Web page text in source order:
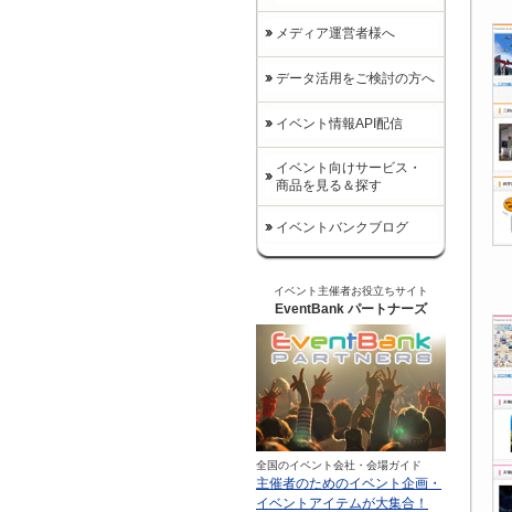
メディア運営者様へ
データ活用をご検討の方へ
イベント情報API配信
イベント向けサービス・
商品を見る＆探す
イベントバンクブログ
イベント主催者お役立ちサイト
EventBank パートナーズ
全国のイベント会社・会場ガイド
主催者のためのイベント企画・
イベントアイテムが大集合！